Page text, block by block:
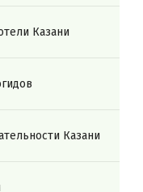
Казани
Казани